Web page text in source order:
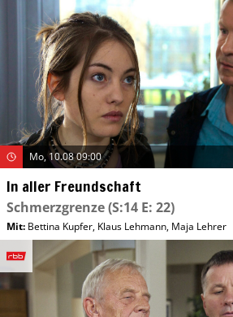
Mo, 10.08 09:00
In aller Freundschaft
Schmerzgrenze(S:14 E: 22)
Mit: Bettina Kupfer, Klaus Lehmann, Maja Lehrer